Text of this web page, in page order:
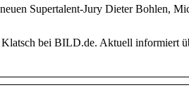
Supertalent-Jury Dieter Bohlen,
bei BILD.de. Aktuell informiert